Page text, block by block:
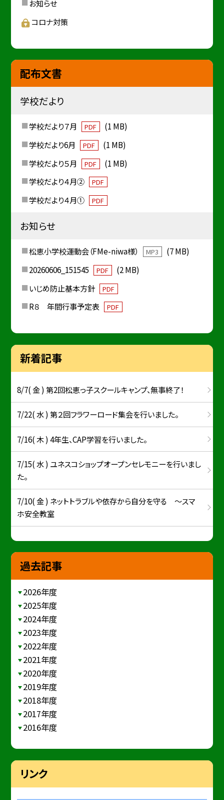
お知らせ
コロナ対策
配布文書
学校だより
学校だより７月 PDF
(1 MB)
学校だより6月
PDF
(1 MB)
学校だより５月
PDF
(1 MB)
学校だより４月②
PDF
学校だより４月① PDF
お知らせ
松恵小学校運動会（FMe-niwa様） MP3
(7 MB)
20260606_151545
PDF
(2 MB)
いじめ防止基本方針
PDF
R８ 年間行事予定表 PDF
新着記事
8/7( 金 ) 第2回松恵っ子スクールキャンプ、無事終了！
7/22( 水 ) 第２回フラワーロード集会を行いました。
7/16( 木 ) 4年生、CAP学習を行いました。
7/15( 水 ) ユネスコショップオープンセレモニーを行いまし
た。
7/10( 金 ) ネットトラブルや依存から自分を守る ～スマ
ホ安全教室
過去記事
2026年度
2025年度
2024年度
2023年度
2022年度
2021年度
2020年度
2019年度
2018年度
2017年度
2016年度
リンク